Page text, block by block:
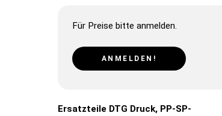
Für Preise bitte anmelden.
ANMELDEN!
Ersatzteile DTG Druck, PP-SP-